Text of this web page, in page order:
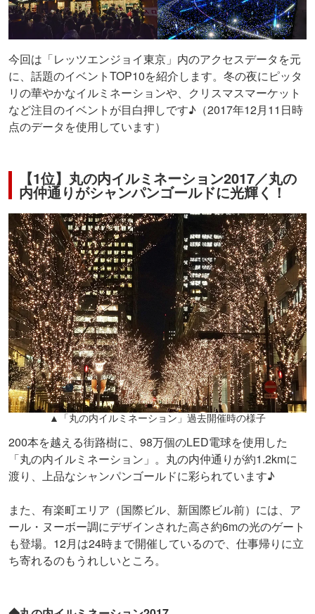
今回は「レッツエンジョイ東京」内のアクセスデータを元
に、話題のイベントTOP10を紹介します。冬の夜にピッタ
リの華やかなイルミネーションや、クリスマスマーケット
など注目のイベントが目白押しです♪（2017年12月11日時
点のデータを使用しています）
【1位】丸の内イルミネーション2017／丸の
内仲通りがシャンパンゴールドに光輝く！
▲「丸の内イルミネーション」過去開催時の様子
200本を越える街路樹に、98万個のLED電球を使用した
「丸の内イルミネーション」。丸の内仲通りが約1.2kmに
渡り、上品なシャンパンゴールドに彩られています♪
また、有楽町エリア（国際ビル、新国際ビル前）には、ア
ール・ヌーボー調にデザインされた高さ約6mの光のゲート
も登場。12月は24時まで開催しているので、仕事帰りに立
ち寄れるのもうれしいところ。